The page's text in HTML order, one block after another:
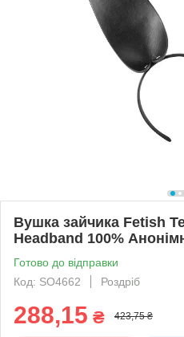
Вушка зайчика Fetish
Headband 100%
Готово до відправки
Код: SO4662
Роздріб
288,15 ₴ 423,75 ₴